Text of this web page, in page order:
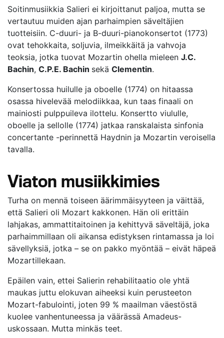
Soitinmusiikkia Salieri ei kirjoittanut paljoa, mutta se
vertautuu muiden ajan parhaimpien säveltäjien
tuotteisiin. C-duuri- ja B-duuri-pianokonsertot (1773)
ovat tehokkaita, soljuvia, ilmeikkäitä ja vahvoja
teoksia, jotka tuovat Mozartin ohella mieleen J.C.
Bachin, C.P.E. Bachin sekä Clementin.
Konsertossa huilulle ja oboelle (1774) on hitaassa
osassa hivelevää melodiikkaa, kun taas finaali on
mainiosti pulppuileva ilottelu. Konsertto viululle,
oboelle ja sellolle (1774) jatkaa ranskalaista sinfonia
concertante -perinnettä Haydnin ja Mozartin veroisella
tavalla.
Viaton musiikkimies
Turha on mennä toiseen äärimmäisyyteen ja väittää,
että Salieri oli Mozart kakkonen. Hän oli erittäin
lahjakas, ammattitaitoinen ja kehittyvä säveltäjä, joka
parhaimmillaan oli aikansa edistyksen rintamassa ja loi
sävellyksiä, jotka – se on pakko myöntää – eivät häpeä
Mozartillekaan.
Epäilen vain, ettei Salierin rehabilitaatio ole yhtä
maukas juttu elokuvan aiheeksi kuin perusteeton
Mozart-fabulointi, joten 99 % maailman väestöstä
kuolee vanhentuneessa ja väärässä Amadeus-
uskossaan. Mutta minkäs teet.